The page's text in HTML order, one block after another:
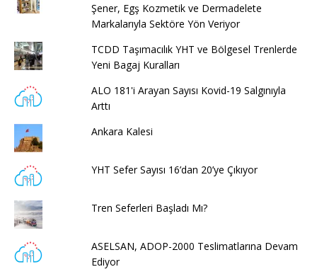
Şener, Egş Kozmetik ve Dermadelete
Markalarıyla Sektöre Yön Veriyor
TCDD Taşımacılık YHT ve Bölgesel Trenlerde
Yeni Bagaj Kuralları
ALO 181'i Arayan Sayısı Kovid-19 Salgınıyla
Arttı
Ankara Kalesi
YHT Sefer Sayısı 16’dan 20’ye Çıkıyor
Tren Seferleri Başladı Mı?
ASELSAN, ADOP-2000 Teslimatlarına Devam
Ediyor